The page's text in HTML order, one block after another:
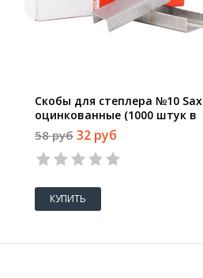
Скобы для степлера №10 Sax
оцинкованные (1000 штук в
упаковке)
58 руб 32 руб
КУПИТЬ